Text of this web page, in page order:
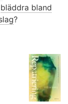
bläddra bland
?